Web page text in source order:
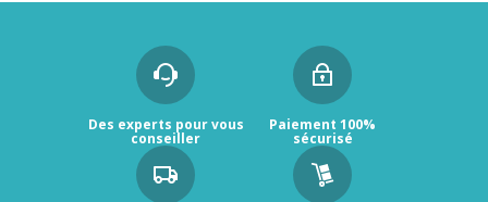
Des experts pour vous
conseiller
Paiement 100%
sécurisé